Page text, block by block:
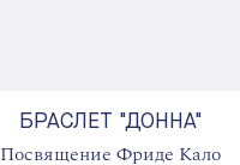
БРАСЛЕТ "ДОННА"
Посвящение Фриде Кало